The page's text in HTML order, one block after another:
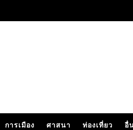
การเมือง ศาสนา ท่องเที่ยว อื่